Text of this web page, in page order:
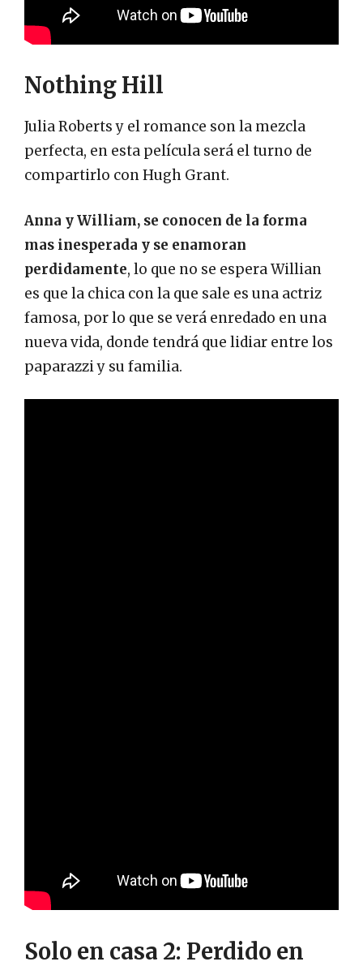
Nothing Hill
Julia Roberts y el romance son la mezcla
perfecta, en esta película será el turno de
compartirlo con Hugh Grant.
Anna y William, se conocen de la forma
mas inesperada y se enamoran
perdidamente, lo que no se espera Willian
es que la chica con la que sale es una actriz
famosa, por lo que se verá enredado en una
nueva vida, donde tendrá que lidiar entre los
paparazzi y su familia.
Solo en casa 2: Perdido en